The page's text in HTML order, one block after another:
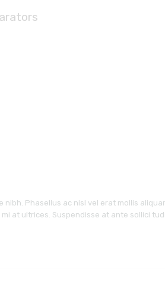
Phasellus ac nisl vel erat mollis
at ultrices. Suspendisse at ante sollici